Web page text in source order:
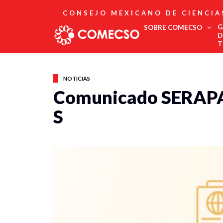
CONSEJO MEXICANO DE
SOBRE COMECSO
Directorio
Estatutos
NOTICIAS
Comunicado
S